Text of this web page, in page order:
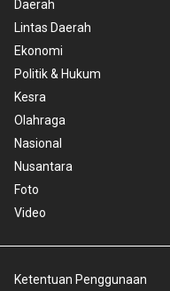
Daerah
Lintas Daerah
Ekonomi
Politik & Hukum
Kesra
Olahraga
Nasional
Nusantara
Foto
Video
Ketentuan Penggunaan